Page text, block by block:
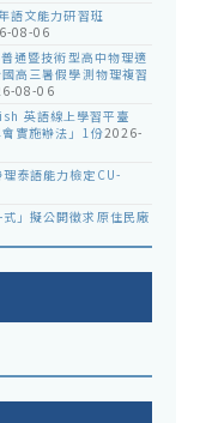
語文能力研習班
08-06
通暨技術型高中物理適
高三暑假學測物理複習
08-06
英語線上學習平臺
實施辦法」1份2026-
泰語能力檢定CU-
」擬公開徵求原住民廠